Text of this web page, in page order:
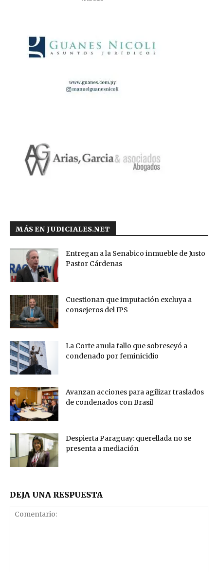
MÁS EN JUDICIALES.NET
Entregan a la Senabico inmueble de Justo
Pastor Cárdenas
Cuestionan que imputación excluya a
consejeros del IPS
La Corte anula fallo que sobreseyó a
condenado por feminicidio
Avanzan acciones para agilizar traslados
de condenados con Brasil
Despierta Paraguay: querellada no se
presenta a mediación
DEJA UNA RESPUESTA